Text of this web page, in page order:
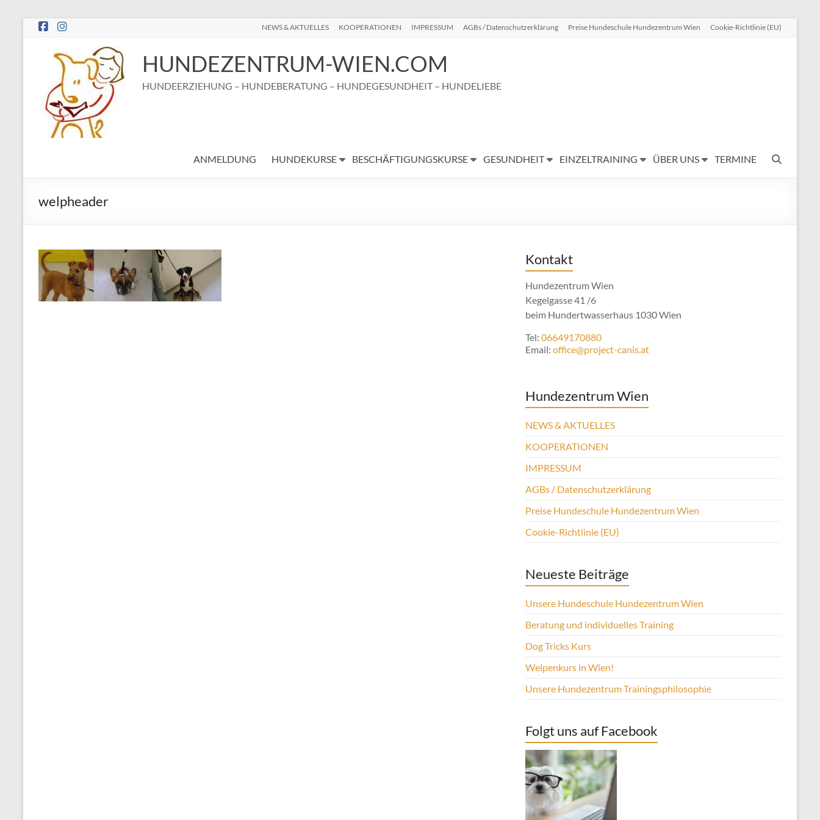
Zum
Inhalt
NEWS & AKTUELLES KOOPERATIONEN IMPRESSUM AGBs / Datenschutzerklärung Preise Hundeschule Hundezentrum Wien Cookie-Richtlinie (EU)
HUNDEZENTRUM-WIEN.COM
HUNDEERZIEHUNG – HUNDEBERATUNG – HUNDEGESUNDHEIT – HUNDELIEBE
ANMELDUNG HUNDEKURSE BESCHÄFTIGUNGSKURSE GESUNDHEIT EINZELTRAINING ÜBER UNS TERMINE
welpheader
Kontakt
Hundezentrum Wien
Kegelgasse 41 /6
beim Hundertwasserhaus 1030 Wien
Tel: 06649170880
Email: office@project-canis.at
Hundezentrum Wien
NEWS & AKTUELLES
KOOPERATIONEN
IMPRESSUM
AGBs / Datenschutzerklärung
Preise Hundeschule Hundezentrum Wien
Cookie-Richtlinie (EU)
Neueste Beiträge
Unsere Hundeschule Hundezentrum Wien
Beratung und individuelles Training
Dog Tricks Kurs
Welpenkurs in Wien!
Unsere Hundezentrum Trainingsphilosophie
Folgt uns auf Facebook